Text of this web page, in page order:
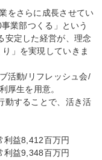
をさらに成長させてい
業部つくる」という
」を実現していきま
活動/リフレッシュ会/
厚生を用意。
益8,412百万円
益9,348百万円